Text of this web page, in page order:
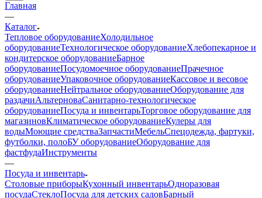
Главная
—
Каталог
Тепловое оборудованиеХолодильное
оборудованиеТехнологическое оборудованиеХлебопекарное и
кондитерское оборудованиеБарное
оборудованиеПосудомоечное оборудованиеПрачечное
оборудованиеУпаковочное оборудованиеКассовое и весовое
оборудованиеНейтральное оборудованиеОборудование для
раздачиАльтерноваСанитарно-технологическое
оборудованиеПосуда и инвентарьТорговое оборудование для
магазиновКлиматическое оборудованиеКулеры для
водыМоющие средстваЗапчастиМебельСпецодежда, фартуки,
футболки, полоБУ оборудованиеОборудование для
фастфудаИнструменты
—
Посуда и инвентарь
Столовые приборыКухонный инвентарьОдноразовая
посудаСтеклоПосуда для детских садовБарный